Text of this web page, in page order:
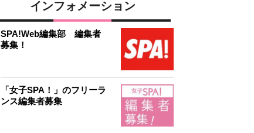
インフォメーション
SPA!Web編集部 編集者
募集！
「女子SPA！」のフリーラ
ンス編集者募集